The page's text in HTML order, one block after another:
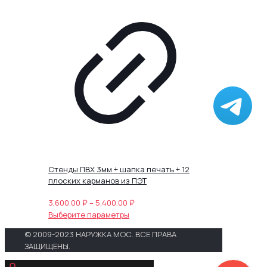
Опции
можно
на
странице
товара.
Стенды ПВХ 3мм + шапка печать + 12
плоских карманов из ПЭТ
3,600.00 ₽–5,400.00 ₽Диапазон
3,600.00 ₽
–
5,400.00 ₽
Выберите параметры
товар
имеет
несколько
вариаций.
© 2009-2023 НАРУЖКА МОС. ВСЕ ПРАВА
ЗАЩИЩЕНЫ.